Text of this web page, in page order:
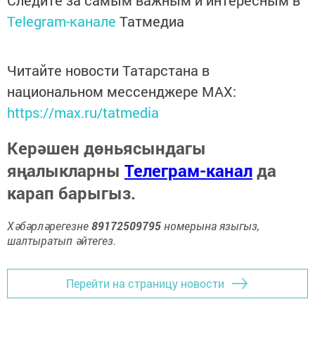
Telegram-канале Татмедиа
Читайте новости Татарстана в
национальном мессенджере MАХ:
https://max.ru/tatmedia
Керәшен дөньясындагы
яңалыкларны Телеграм-каналда
карап барыгыз.
Хәбәрләрегезне89172509795номерына языгыз,
шалтыратып әйтегез.
Перейти на страницу новости